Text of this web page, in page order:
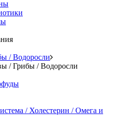
/ Водоросли
/ Грибы / Водоросли
/ Холестерин / Омега и